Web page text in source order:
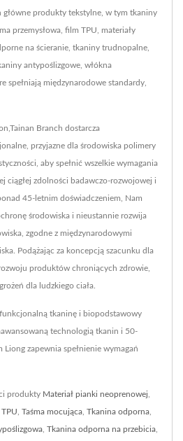
główne produkty tekstylne, w tym tkaniny
przemysłowa, film TPU, materiały
na ścieranie, tkaniny trudnopalne,
antypoślizgowe, włókna
spełniają międzynarodowe standardy,
Branch dostarcza
przyjazne dla środowiska polimery
aby spełnić wszelkie wymagania
ciągłej zdolności badawczo-rozwojowej i
45-letnim doświadczeniem, Nam
środowiska i nieustannie rozwija
zgodne z międzynarodowymi
Podążając za koncepcją szacunku dla
produktów chroniących zdrowie,
dla ludzkiego ciała.
tkaninę i biopodstawowy
technologią tkanin i 50-
Liong zapewnia spełnienie wymagań
produkty Materiał pianki neoprenowej
Taśma mocująca Tkanina odporna
Tkanina odporna na przebicia